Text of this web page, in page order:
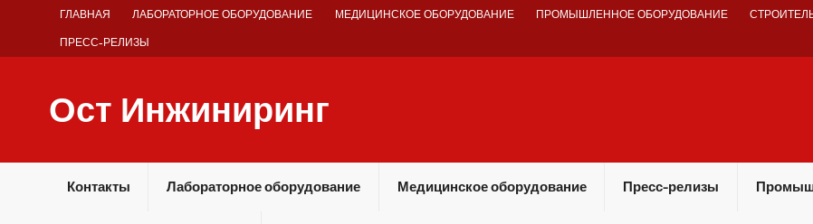
ГЛАВНАЯ ЛАБОРАТОРНОЕ ОБОРУДОВАНИЕ МЕДИЦИНСКОЕ ОБОРУДОВАНИЕ ПРОМЫШЛЕННОЕ ОБОРУДОВАНИЕ
ПРЕСС-РЕЛИЗЫ
Ост Инжиниринг
Контакты Лабораторное оборудование Медицинское оборудование Пресс-релизы